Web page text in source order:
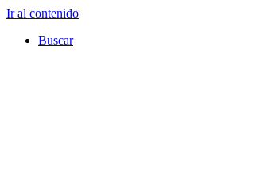
Ir al contenido
Buscar